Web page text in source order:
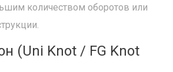
количеством оборотов или
(Uni Knot / FG Knot